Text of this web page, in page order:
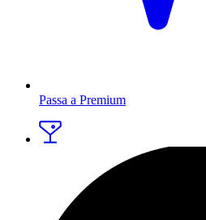
Passa a Premium